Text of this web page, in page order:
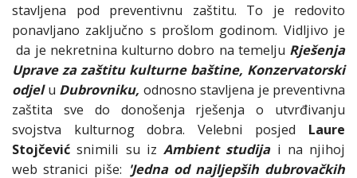
stavljena pod preventivnu zaštitu. To je redovito
ponavljano zaključno s prošlom godinom. Vidljivo je
da je nekretnina kulturno dobro na temelju Rješenja
Uprave za zaštitu kulturne baštine, Konzervatorski
odjelu Dubrovniku, odnosno stavljena je preventivna
zaštita sve do donošenja rješenja o utvrđivanju
svojstva kulturnog dobra. Velebni posjed Laure
Stojčevićsnimili su iz Ambient studija i na njihoj
web stranici piše: 'Jedna od najljepših dubrovačkih